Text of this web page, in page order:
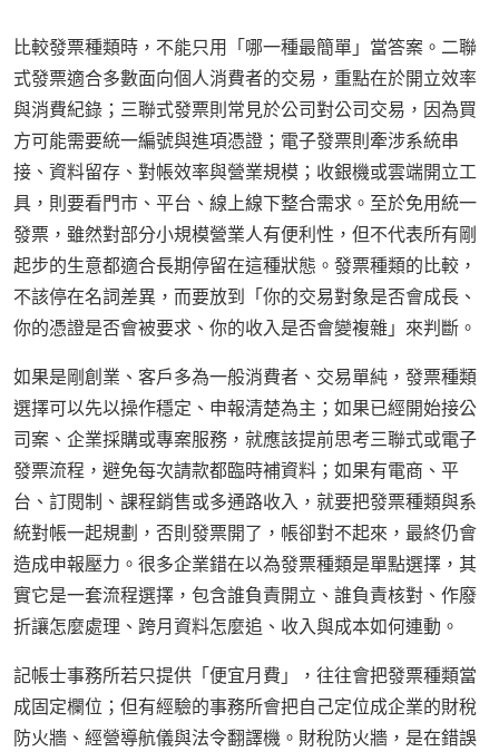
比較發票種類時，不能只用「哪一種最簡單」當答案。二聯
式發票適合多數面向個人消費者的交易，重點在於開立效率
與消費紀錄；三聯式發票則常見於公司對公司交易，因為買
方可能需要統一編號與進項憑證；電子發票則牽涉系統串
接、資料留存、對帳效率與營業規模；收銀機或雲端開立工
具，則要看門市、平台、線上線下整合需求。至於免用統一
發票，雖然對部分小規模營業人有便利性，但不代表所有剛
起步的生意都適合長期停留在這種狀態。發票種類的比較，
不該停在名詞差異，而要放到「你的交易對象是否會成長、
你的憑證是否會被要求、你的收入是否會變複雜」來判斷。
如果是剛創業、客戶多為一般消費者、交易單純，發票種類
選擇可以先以操作穩定、申報清楚為主；如果已經開始接公
司案、企業採購或專案服務，就應該提前思考三聯式或電子
發票流程，避免每次請款都臨時補資料；如果有電商、平
台、訂閱制、課程銷售或多通路收入，就要把發票種類與系
統對帳一起規劃，否則發票開了，帳卻對不起來，最終仍會
造成申報壓力。很多企業錯在以為發票種類是單點選擇，其
實它是一套流程選擇，包含誰負責開立、誰負責核對、作廢
折讓怎麼處理、跨月資料怎麼追、收入與成本如何連動。
記帳士事務所若只提供「便宜月費」，往往會把發票種類當
成固定欄位；但有經驗的事務所會把自己定位成企業的財稅
防火牆、經營導航儀與法令翻譯機。財稅防火牆，是在錯誤